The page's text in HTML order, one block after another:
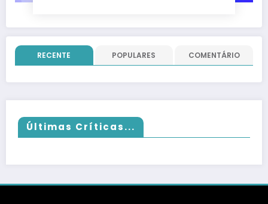
RECENTE POPULARES COMENTÁRIO
Últimas Críticas...